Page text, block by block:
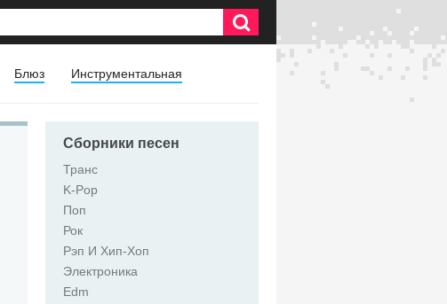
Блюз Инструментальная
Сборники песен
Транс
K-Pop
Поп
Рок
Рэп И Хип-Хоп
Электроника
Edm